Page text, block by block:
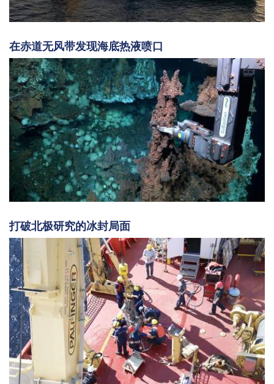
在赤道无风带发现海底热液喷口
打破北极研究的冰封局面